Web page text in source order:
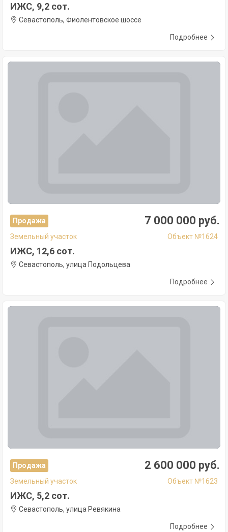
ИЖС, 9,2 сот.
Севастополь, Фиолентовское шоссе
Подробнее
Продажа 7 000 000 руб.
Земельный участок Объект №1624
ИЖС, 12,6 сот.
Севастополь, улица Подольцева
Подробнее
Продажа 2 600 000 руб.
Земельный участок Объект №1623
ИЖС, 5,2 сот.
Севастополь, улица Ревякина
Подробнее